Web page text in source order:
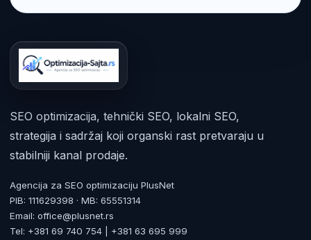
SEO optimizacija, tehnički SEO, lokalni SEO,
strategija i sadržaj koji organski rast pretvaraju u
stabilniji kanal prodaje.
Agencija za SEO optimizaciju PlusNet
PIB: 111629398 · MB: 65551314
Email: office@plusnet.rs
Tel: +381 69 740 754 | +381 63 695 999